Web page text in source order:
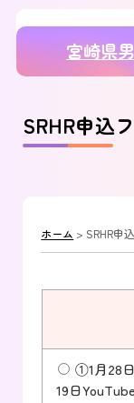
宮崎県
SRHR申込
ホーム > SRHR申
①1月28
19日